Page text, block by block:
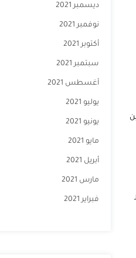
ديسمبر 2021
نوفمبر 2021
أكتوبر 2021
سبتمبر 2021
أغسطس 2021
يوليو 2021
يونيو 2021
مايو 2021
أبريل 2021
مارس 2021
فبراير 2021